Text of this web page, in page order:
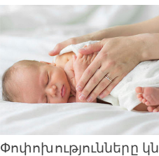
Փոփոխությունները